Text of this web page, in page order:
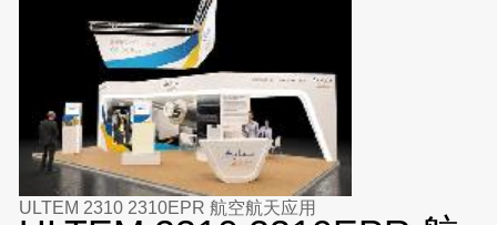
ULTEM 2310 2310EPR 航空航天应用